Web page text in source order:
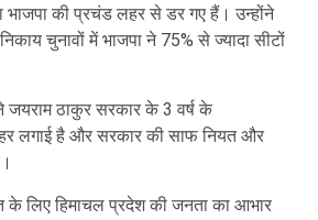
की प्रचंड लहर से डर गए हैं। उन्होंने
चुनावों में भाजपा ने 75% से ज्यादा सीटों
जयराम ठाकुर सरकार के 3 वर्ष के
लगाई है और सरकार की साफ नियत और
के लिए हिमाचल प्रदेश की जनता का आभार